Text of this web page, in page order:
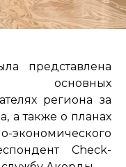
представлена
региона за
а также о планах
Check-